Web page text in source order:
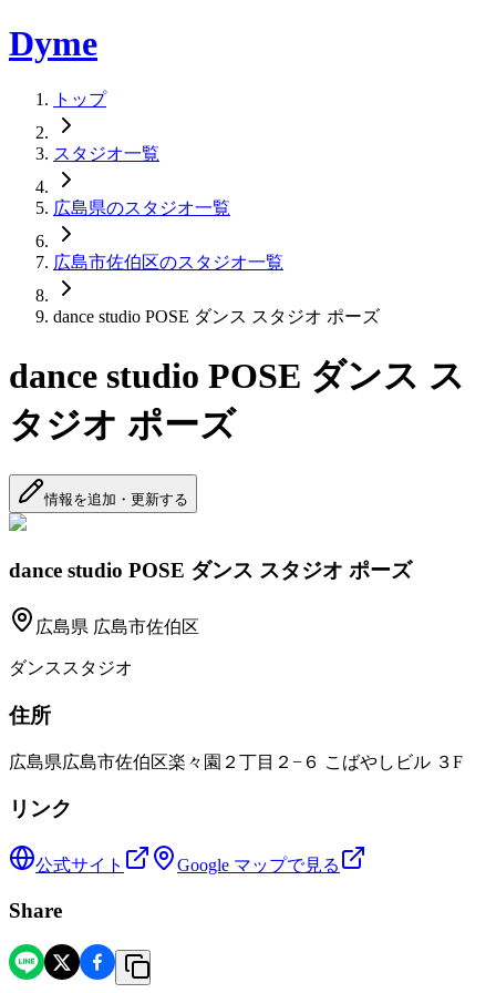
Dyme
トップ
スタジオ一覧
広島県のスタジオ一覧
広島市佐伯区のスタジオ一覧
dance studio POSE ダンス スタジオ ポーズ
dance studio POSE ダンス ス
タジオ ポーズ
情報を追加・更新する
dance studio POSE ダンス スタジオ ポーズ
広島県 広島市佐伯区
ダンススタジオ
住所
広島県広島市佐伯区楽々園２丁目２−６ こばやしビル ３F
リンク
公式サイト Google マップで見る
Share